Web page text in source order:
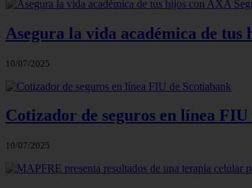
Asegura la vida académica de tus
10/07/2025
Cotizador de seguros en línea
10/07/2025